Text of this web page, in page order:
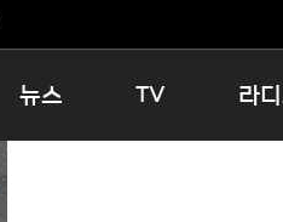
뉴스 TV 라